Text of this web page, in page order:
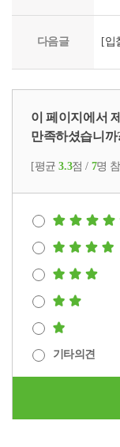
다음글 [입
이 페이지에서
만족하셨습니까
[평균3.3점 / 7명
기타의견